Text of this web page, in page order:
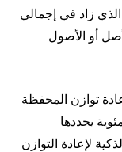
زاد في إجمالي
أو الأصول
توازن المحفظة
يحددها
لإعادة التوازن